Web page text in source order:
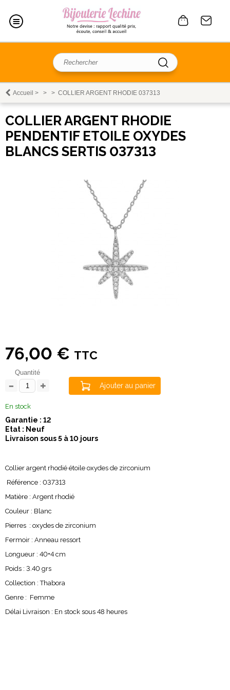
Accueil > > > COLLIER ARGENT RHODIE 037313
COLLIER ARGENT RHODIE
PENDENTIF ETOILE OXYDES
BLANCS SERTIS 037313
76,00 € TTC
Quantité
Ajouter au panier
En stock
Garantie : 12
Etat : Neuf
Livraison sous 5 à 10 jours
Collier argent rhodié étoile oxydes de zirconium
Référence : 037313
Matière : Argent rhodié
Couleur : Blanc
Pierres : oxydes de zirconium
Fermoir : Anneau ressort
Longueur : 40+4 cm
Poids : 3.40 grs
Collection : Thabora
Genre : Femme
Délai Livraison : En stock sous 48 heures